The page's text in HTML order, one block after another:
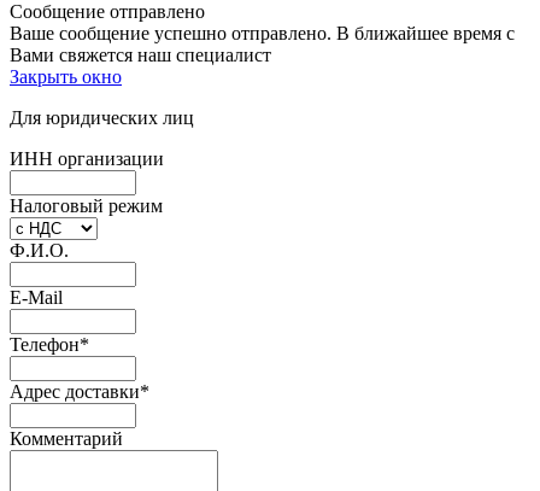
Сообщение отправлено
Ваше сообщение успешно отправлено. В ближайшее время с
Вами свяжется наш специалист
Закрыть окно
Для юридических лиц
ИНН организации
Налоговый режим
Ф.И.О.
E-Mail
Телефон*
Адрес доставки*
Комментарий